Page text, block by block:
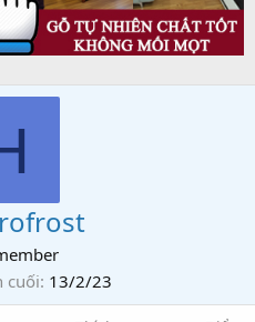
cuối 13/2/23